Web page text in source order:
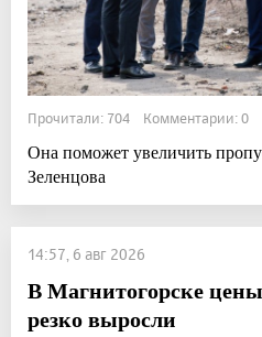
Прочитали: 704 Комментарии: 0
Она поможет увеличить
Зеленцова
14:57, 6 авг 2026
В Магнитогорске
резко выросли